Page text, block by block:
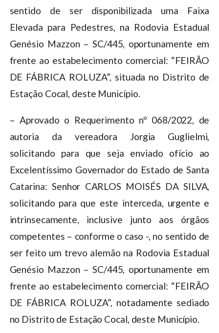
sentido de ser disponibilizada uma Faixa
Elevada para Pedestres, na Rodovia Estadual
Genésio Mazzon – SC/445, oportunamente em
frente ao estabelecimento comercial: “FEIRÃO
DE FÁBRICA ROLUZA”, situada no Distrito de
Estação Cocal, deste Município.
– Aprovado o Requerimento nº 068/2022, de
autoria da vereadora Jorgia Guglielmi,
solicitando para que seja enviado ofício ao
Excelentíssimo Governador do Estado de Santa
Catarina: Senhor CARLOS MOISÉS DA SILVA,
solicitando para que este interceda, urgente e
intrinsecamente, inclusive junto aos órgãos
competentes – conforme o caso -, no sentido de
ser feito um trevo alemão na Rodovia Estadual
Genésio Mazzon – SC/445, oportunamente em
frente ao estabelecimento comercial: “FEIRÃO
DE FÁBRICA ROLUZA”, notadamente sediado
no Distrito de Estação Cocal, deste Município.